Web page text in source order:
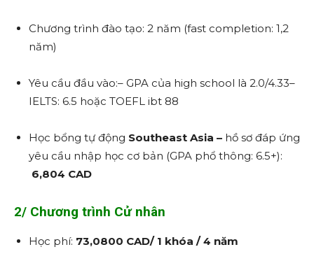
Chương trình đào tạo: 2 năm (fast completion: 1,2
năm)
Yêu cầu đầu vào:– GPA của high school là 2.0/4.33–
IELTS: 6.5 hoặc TOEFL ibt 88
Học bổng tự động Southeast Asia – hồ sơ đáp ứng
yêu cầu nhập học cơ bản (GPA phổ thông: 6.5+):
6,804 CAD
2/ Chương trình Cử nhân
Học phí: 73,0800 CAD/ 1 khóa / 4 năm